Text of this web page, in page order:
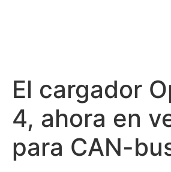
El cargador
4, ahora en
para CAN-